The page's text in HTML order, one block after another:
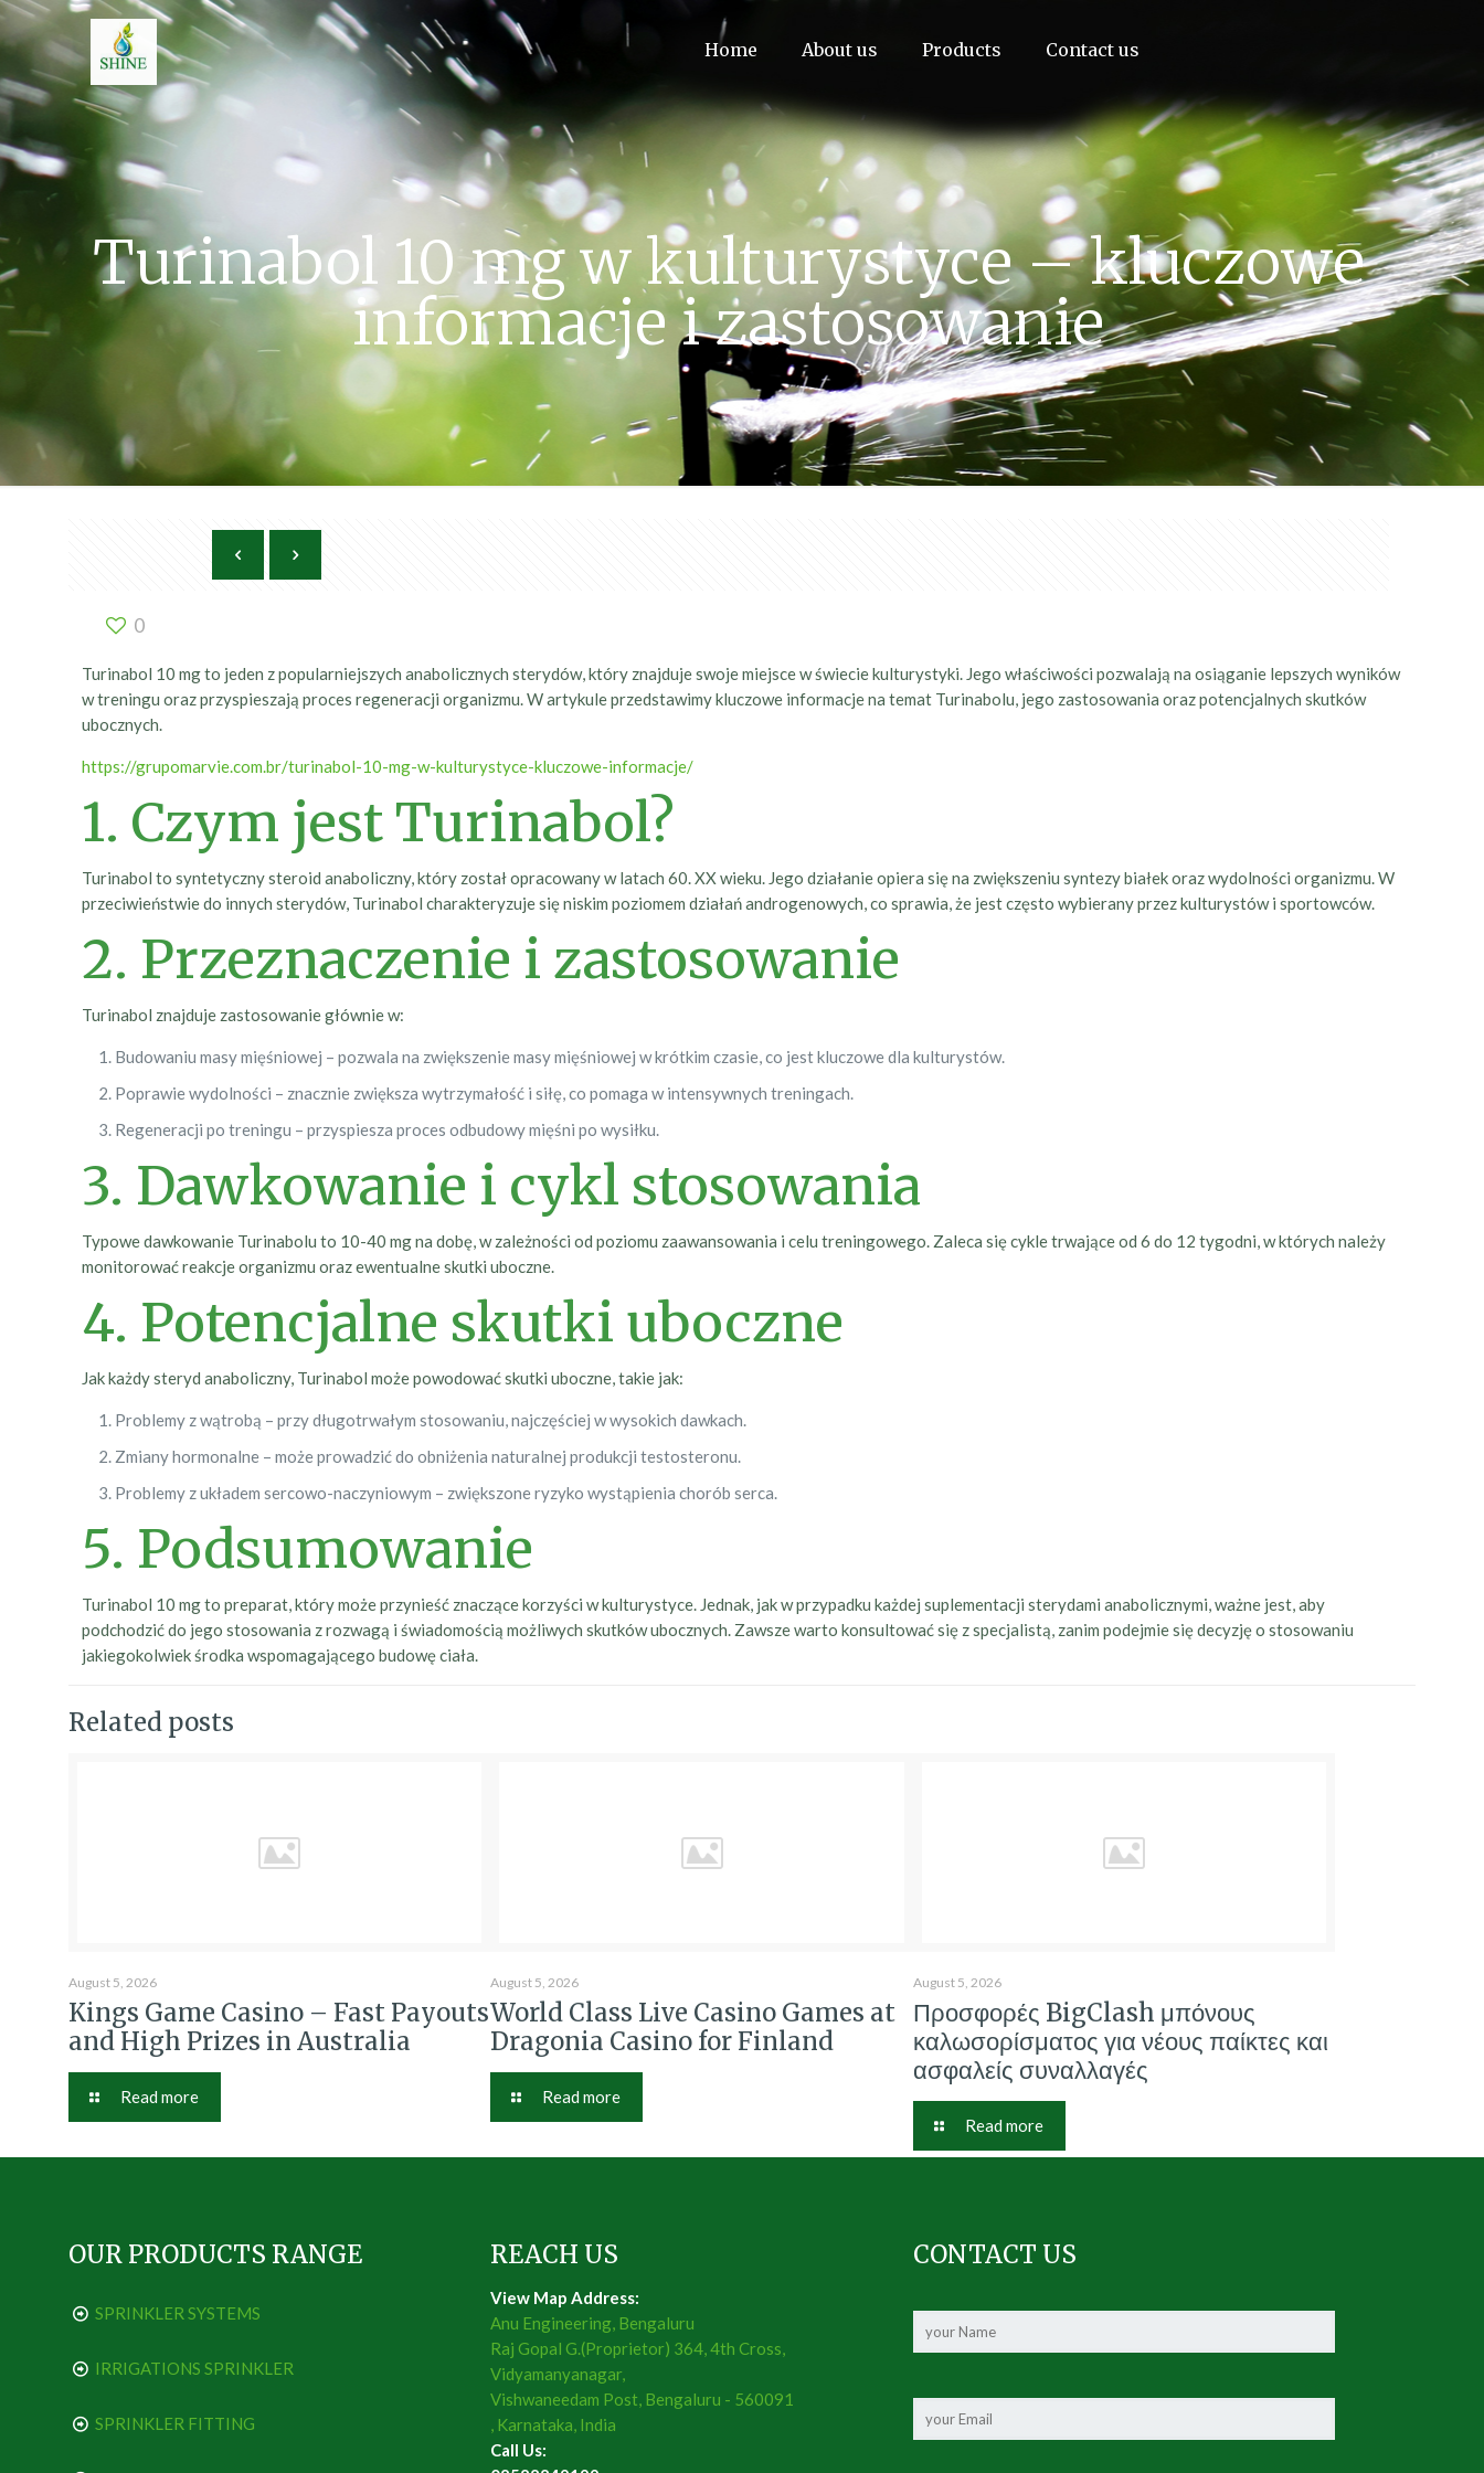
Home About us Products Contact us
Turinabol 10 mg w kulturystyce – kluczowe
informacje i zastosowanie
0
Turinabol 10 mg to jeden z popularniejszych anabolicznych sterydów, który znajduje swoje miejsce w świecie kulturystyki. Jego właściwości pozwalają na osiąganie lepszych wyników
w treningu oraz przyspieszają proces regeneracji organizmu. W artykule przedstawimy kluczowe informacje na temat Turinabolu, jego zastosowania oraz potencjalnych skutków
ubocznych.
https://grupomarvie.com.br/turinabol-10-mg-w-kulturystyce-kluczowe-informacje/
1. Czym jest Turinabol?
Turinabol to syntetyczny steroid anaboliczny, który został opracowany w latach 60. XX wieku. Jego działanie opiera się na zwiększeniu syntezy białek oraz wydolności organizmu. W
przeciwieństwie do innych sterydów, Turinabol charakteryzuje się niskim poziomem działań androgenowych, co sprawia, że jest często wybierany przez kulturystów i sportowców.
2. Przeznaczenie i zastosowanie
Turinabol znajduje zastosowanie głównie w:
Budowaniu masy mięśniowej – pozwala na zwiększenie masy mięśniowej w krótkim czasie, co jest kluczowe dla kulturystów.
Poprawie wydolności – znacznie zwiększa wytrzymałość i siłę, co pomaga w intensywnych treningach.
Regeneracji po treningu – przyspiesza proces odbudowy mięśni po wysiłku.
3. Dawkowanie i cykl stosowania
Typowe dawkowanie Turinabolu to 10-40 mg na dobę, w zależności od poziomu zaawansowania i celu treningowego. Zaleca się cykle trwające od 6 do 12 tygodni, w których należy
monitorować reakcje organizmu oraz ewentualne skutki uboczne.
4. Potencjalne skutki uboczne
Jak każdy steryd anaboliczny, Turinabol może powodować skutki uboczne, takie jak:
Problemy z wątrobą – przy długotrwałym stosowaniu, najczęściej w wysokich dawkach.
Zmiany hormonalne – może prowadzić do obniżenia naturalnej produkcji testosteronu.
Problemy z układem sercowo-naczyniowym – zwiększone ryzyko wystąpienia chorób serca.
5. Podsumowanie
Turinabol 10 mg to preparat, który może przynieść znaczące korzyści w kulturystyce. Jednak, jak w przypadku każdej suplementacji sterydami anabolicznymi, ważne jest, aby
podchodzić do jego stosowania z rozwagą i świadomością możliwych skutków ubocznych. Zawsze warto konsultować się z specjalistą, zanim podejmie się decyzję o stosowaniu
jakiegokolwiek środka wspomagającego budowę ciała.
Related posts
August 5, 2026
Kings Game Casino – Fast Payouts
and High Prizes in Australia
Read more
August 5, 2026
World Class Live Casino Games at
Dragonia Casino for Finland
Read more
August 5, 2026
Προσφορές BigClash μπόνους
καλωσορίσματος για νέους παίκτες και
ασφαλείς συναλλαγές
Read more
OUR PRODUCTS RANGE
SPRINKLER SYSTEMS
IRRIGATIONS SPRINKLER
SPRINKLER FITTING
REACH US
View Map Address:
Anu Engineering, Bengaluru
Raj Gopal G.(Proprietor) 364, 4th Cross,
Vidyamanyanagar,
Vishwaneedam Post, Bengaluru - 560091
, Karnataka, India
Call Us:
CONTACT US